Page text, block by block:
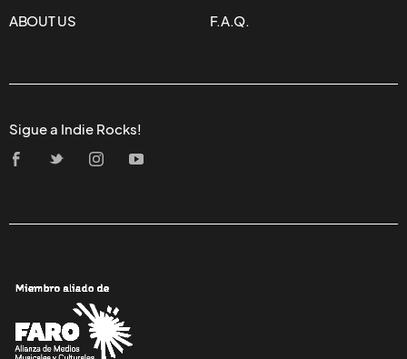
ABOUT US
F.A.Q.
Sigue a Indie Rocks!